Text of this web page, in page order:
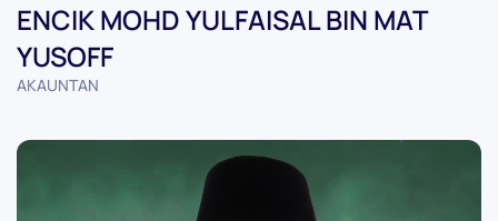
ENCIK MOHD YULFAISAL BIN MAT
YUSOFF
AKAUNTAN